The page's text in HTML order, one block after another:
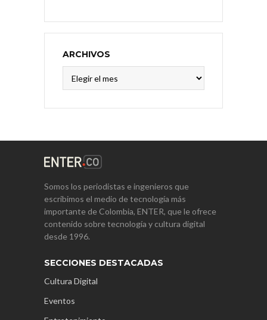
ARCHIVOS
Somos los periodistas e ingenieros que
escribimos el medio de tecnología más
importante de Colombia, ENTER, que le ofrece
contenido sobre tecnología y cultura digital
desde 1996.
SECCIONES DESTACADAS
Cultura Digital
Eventos